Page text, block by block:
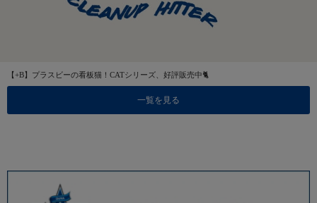
【+B】プラスビーの看板猫！CATシリーズ、好評販売中🐈
一覧を見る